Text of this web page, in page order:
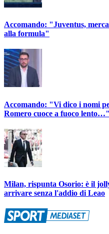
Accomando: "Juventus,
alla formula"
Accomando: "Vi dico i nomi
Romero cuoce a fuoco lento…"
Milan, rispunta Osorio: è il
arrivare senza l'addio di Leao